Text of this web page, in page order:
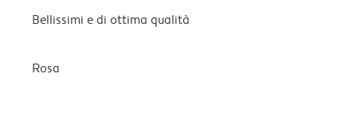
Bellissimi e di ottima qualità
Rosa